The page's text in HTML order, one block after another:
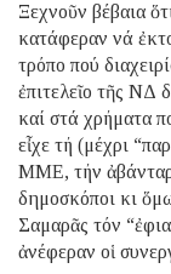
Ξεχνοῦν βέβαια
κατάφεραν νά
τρόπο πού
ἐπιτελεῖο τῆς ΝΔ
καί στά χρήματα
εἶχε τή (μέχρι
ΜΜΕ, τήν
δημοσκόποι κι
Σαμαρᾶς τόν
ἀνέφεραν οἱ